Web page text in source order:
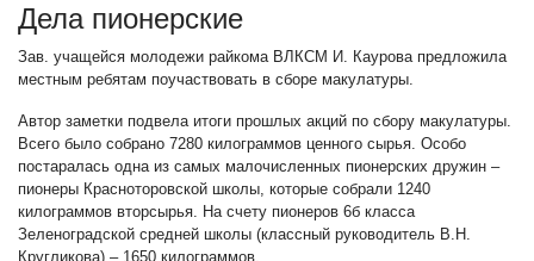
Дела пионерские
Зав. учащейся молодежи райкома ВЛКСМ И. Каурова предложила
местным ребятам поучаствовать в сборе макулатуры.
Автор заметки подвела итоги прошлых акций по сбору макулатуры.
Всего было собрано 7280 килограммов ценного сырья. Особо
постаралась одна из самых малочисленных пионерских дружин –
пионеры Красноторовской школы, которые собрали 1240
килограммов вторсырья. На счету пионеров 6б класса
Зеленоградской средней школы (классный руководитель В.Н.
Кругликова) – 1650 килограммов.